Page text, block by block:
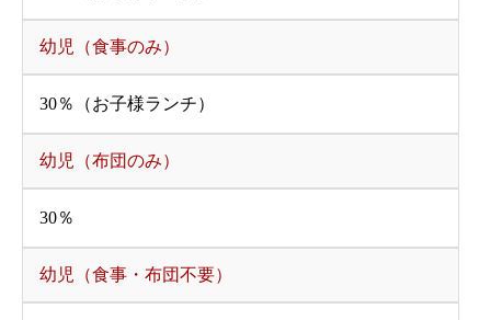
幼児（食事のみ）
30％（お子様ランチ）
幼児（布団のみ）
30％
幼児（食事・布団不要）